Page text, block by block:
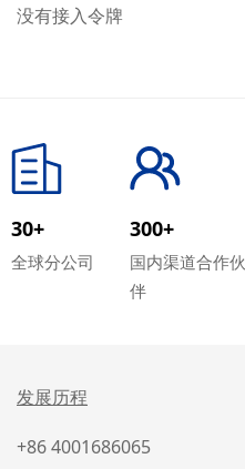
没有接入令牌
30+
全球分公司
300+
国内渠道合作伙
伴
发展历程
+86 4001686065